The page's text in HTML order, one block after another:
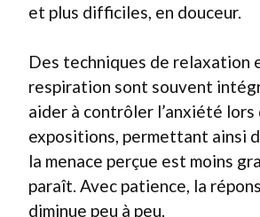
et plus difficiles, en douceur.
Des techniques de relaxation
respiration sont souvent
aider à contrôler l’anxiété lors
expositions, permettant ainsi
la menace perçue est moins
paraît. Avec patience, la
diminue peu à peu.